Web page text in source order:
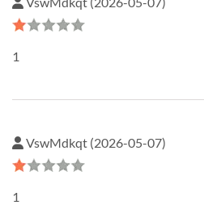
1
VswMdkqt (2026-05-07)
1